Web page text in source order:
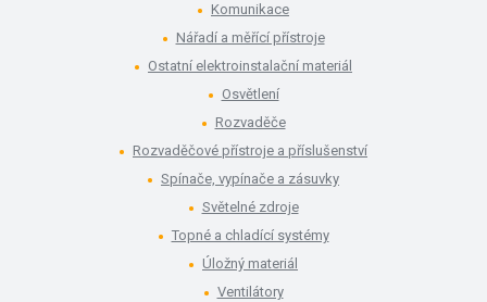
Komunikace
Nářadí a měřící přístroje
Ostatní elektroinstalační materiál
Osvětlení
Rozvaděče
Rozvaděčové přístroje a příslušenství
Spínače, vypínače a zásuvky
Světelné zdroje
Topné a chladící systémy
Úložný materiál
Ventilátory